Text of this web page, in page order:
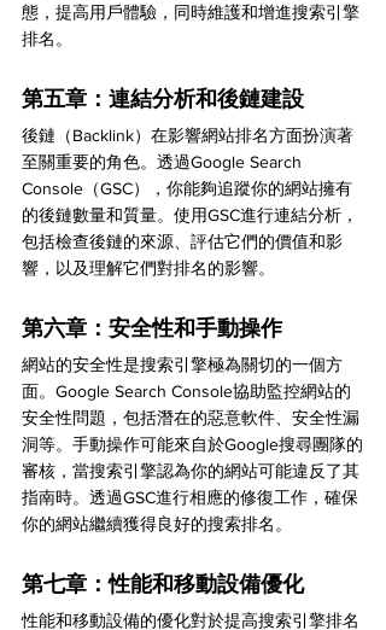
態，提高用戶體驗，同時維護和增進搜索引擎
排名。
第五章：連結分析和後鏈建設
後鏈（Backlink）在影響網站排名方面扮演著
至關重要的角色。透過Google Search
Console（GSC），你能夠追蹤你的網站擁有
的後鏈數量和質量。使用GSC進行連結分析，
包括檢查後鏈的來源、評估它們的價值和影
響，以及理解它們對排名的影響。
第六章：安全性和手動操作
網站的安全性是搜索引擎極為關切的一個方
面。Google Search Console協助監控網站的
安全性問題，包括潛在的惡意軟件、安全性漏
洞等。手動操作可能來自於Google搜尋團隊的
審核，當搜索引擎認為你的網站可能違反了其
指南時。透過GSC進行相應的修復工作，確保
你的網站繼續獲得良好的搜索排名。
第七章：性能和移動設備優化
性能和移動設備的優化對於提高搜索引擎排名